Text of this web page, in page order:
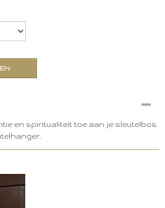
en spiritualiteit toe aan je sleutelbos